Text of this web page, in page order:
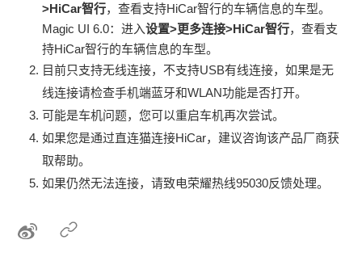
>HiCar智行，查看支持HiCar智行的车辆信息的车型。
Magic UI 6.0：进入设置>更多连接>HiCar智行，查看支
持HiCar智行的车辆信息的车型。
目前只支持无线连接，不支持USB有线连接，如果是无
线连接请检查手机端蓝牙和WLAN功能是否打开。
可能是车机问题，您可以重启车机再次尝试。
如果您是通过直连猫连接HiCar，建议咨询该产品厂商获
取帮助。
如果仍然无法连接，请致电荣耀热线95030反馈处理。